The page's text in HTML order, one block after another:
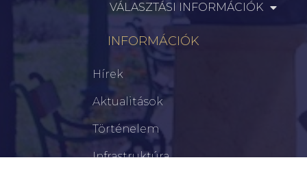
VÁLASZTÁSI INFORMÁCIÓK
INFORMÁCIÓK
Hírek
Aktualitások
Történelem
Infrastruktúra